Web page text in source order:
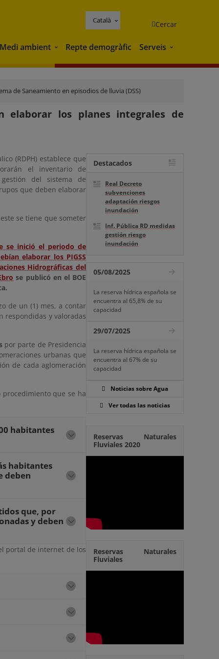
Català Cercar
Medi ambient Medi ambient
Repte demogràfic Serveis Serveis
de Saneamiento en episodios de lluvia (DSS)
elaborar los planes integrales de
(RDPH) establece que
el inventario de
del sistema de
que deben elaborar
se tiene que someter
se inició el periodo de
elaborar los PIGSS
Hidrográficas del
se publicó en el BOE
de un (1) mes, a contar
respondidas y valoradas
por parte de Presidencia
urbanas que
de cada aglomeración
que se ha
habitantes
habitantes
deben
que, por
y deben
portal de internet de los
Destacados
Real Decreto
subvenciones
adaptación riesgos
inundación
Inf. Pública RD medidas
gestión riesgo
inundación
05/08/2025
La reserva hídrica española se
encuentra al 65,8% de su
capacidad
29/07/2025
La reserva hídrica española se
encuentra al 67% de su
capacidad
Noticias sobre Agua
Ver todas las noticias
Reservas Naturales
Fluviales 2020
Reservas Naturales
Fluviales